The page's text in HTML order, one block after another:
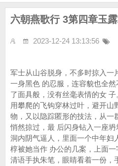
六朝燕歌行 3第四章玉
2023-12-24 13:13:56
第四章玉
军士从山谷脱身，不多时掠入一
一身黑色 的忍服，连容貌也全
了面具般，没有丝毫表情的女
用攀爬的飞钩穿林过叶，避开山
物，又以隐踪匿形的技法，从一
悄然掠过，最 后闪身钻入一
洞内阴气逼人，里面一个中年妇
椁被她当作 办公的几案，上
清语手执朱笔，眼睛看着一份，